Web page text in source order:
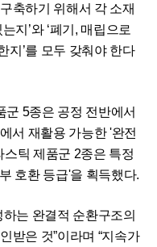
축하기 위해서 각 소재
지’와 ‘폐기, 매립으로
지’를 모두 갖춰야 한다
5종은 공정 전반에서
서 재활용 가능한 '완전
틱 제품군 2종은 특정
호환 등급'을 획득했다.
는 완결적 순환구조의
받은 것”이라며 “지속가